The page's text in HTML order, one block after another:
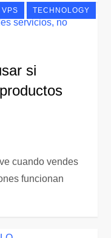
TECHNOLOGY
si
cuando vendes
funcionan